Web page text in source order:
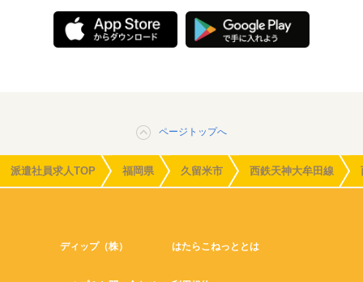
ページトップへ
派遣社員求人TOP 福岡県 久留米市 西鉄天神大牟田線
ディップ（株） はたらこねっととは